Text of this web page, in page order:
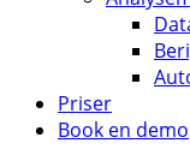
Priser
Book en demo